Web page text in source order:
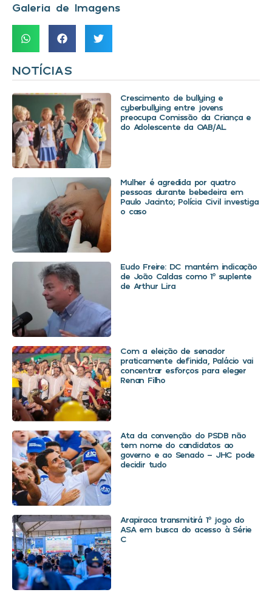
Galeria de Imagens
NOTÍCIAS
Crescimento de bullying e
cyberbullying entre jovens
preocupa Comissão da Criança e
do Adolescente da OAB/AL
Mulher é agredida por quatro
pessoas durante bebedeira em
Paulo Jacinto; Polícia Civil investiga
o caso
Eudo Freire: DC mantém indicação
de João Caldas como 1º suplente
de Arthur Lira
Com a eleição de senador
praticamente definida, Palácio vai
concentrar esforços para eleger
Renan Filho
Ata da convenção do PSDB não
tem nome do candidatos ao
governo e ao Senado – JHC pode
decidir tudo
Arapiraca transmitirá 1º jogo do
ASA em busca do acesso à Série
C